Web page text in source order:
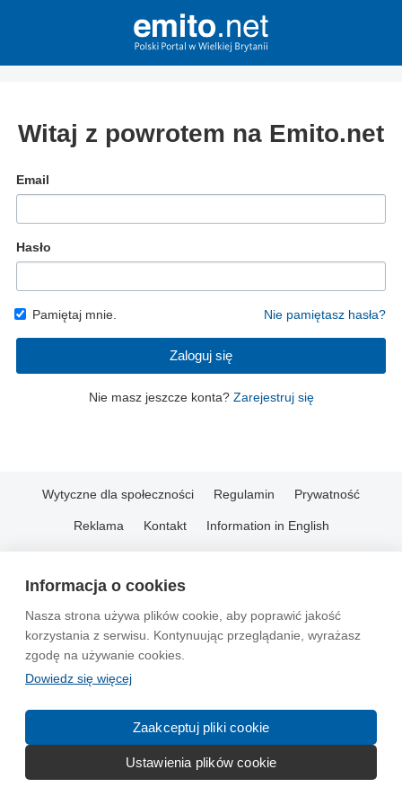
Informacja o cookies
Nasza strona używa plików cookie, aby poprawić jakość
korzystania z serwisu. Kontynuując przeglądanie, wyrażasz
zgodę na używanie cookies.
Dowiedz się więcej
Zaakceptuj pliki cookie
Ustawienia plików cookie
Witaj z powrotem na Emito.net
Email
Hasło
Pamiętaj mnie. Nie pamiętasz hasła?
Zaloguj się
Nie masz jeszcze konta? Zarejestruj się
Wytyczne dla społeczności Regulamin Prywatność
Reklama Kontakt Information in English